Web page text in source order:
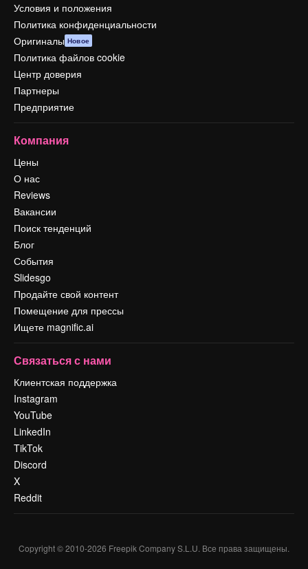
Условия и положения
Политика конфиденциальности
Оригиналы Новое
Политика файлов cookie
Центр доверия
Партнеры
Предприятие
Компания
Цены
О нас
Reviews
Вакансии
Поиск тенденций
Блог
События
Slidesgo
Продайте свой контент
Помещение для прессы
Ищете magnific.ai
Связаться с нами
Клиентская поддержка
Instagram
YouTube
LinkedIn
TikTok
Discord
X
Reddit
Copyright © 2010-2026 Freepik Company S.L.U. Все права защищены.